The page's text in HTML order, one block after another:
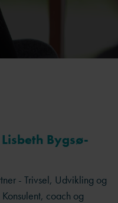
Lisbeth Bygsø-
- Trivsel, Udvikling og
coach og